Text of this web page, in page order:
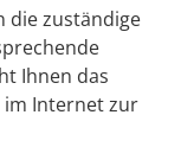
die zuständige
Ihnen das
Internet zur